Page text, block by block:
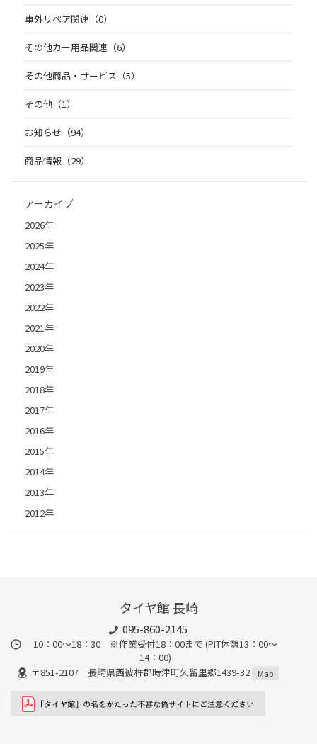
車外リペア関連（0）
その他カー用品関連（6）
その他商品・サービス（5）
その他（1）
お知らせ（94）
商品情報（29）
アーカイブ
2026年
2025年
2024年
2023年
2022年
2021年
2020年
2019年
2018年
2017年
2016年
2015年
2014年
2013年
2012年
タイヤ館 長崎
095-860-2145
10：00～18：30 ※作業受付18：00まで (PIT休憩13：00～
14：00)
〒851-2107 長崎県西彼杵郡時津町久留里郷1439-32
Map